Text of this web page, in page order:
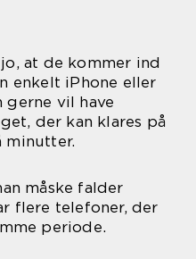
at de kommer ind
enkelt iPhone eller
gerne vil have
der kan klares på
minutter.
måske falder
flere telefoner, der
periode.